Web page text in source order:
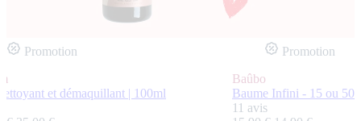
Promotion
et démaquillant | 100ml
Promotion
Baûbo
Baume Infini - 15 ou
11 avis